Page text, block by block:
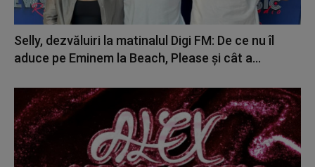
Selly, dezvăluiri la matinalul Digi FM: De ce nu îl
aduce pe Eminem la Beach, Please și cât a...